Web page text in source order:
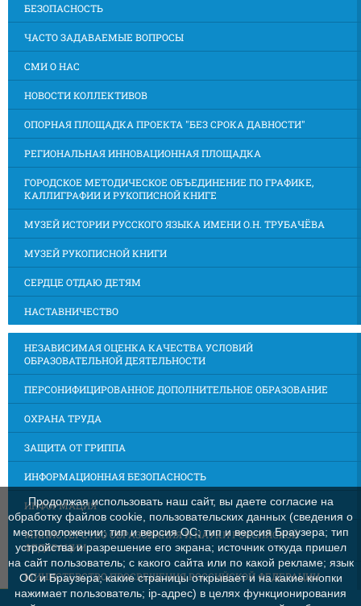
БЕЗОПАСНОСТЬ
ЧАСТО ЗАДАВАЕМЫЕ ВОПРОСЫ
СМИ О НАС
НОВОСТИ КОЛЛЕКТИВОВ
ОПОРНАЯ ПЛОЩАДКА ПРОЕКТА "БЕЗ СРОКА ДАВНОСТИ"
РЕГИОНАЛЬНАЯ ИННОВАЦИОННАЯ ПЛОЩАДКА
ГОРОДСКОЕ МЕТОДИЧЕСКОЕ ОБЪЕДИНЕНИЕ ПО ГРАФИКЕ,
КАЛЛИГРАФИИ И РУКОПИСНОЙ КНИГЕ
МУЗЕЙ ИСТОРИИ РУССКОГО ЯЗЫКА ИМЕНИ О.Н. ТРУБАЧЁВА
МУЗЕЙ РУКОПИСНОЙ КНИГИ
СЕРДЦЕ ОТДАЮ ДЕТЯМ
НАСТАВНИЧЕСТВО
НЕЗАВИСИМАЯ ОЦЕНКА КАЧЕСТВА УСЛОВИЙ
ОБРАЗОВАТЕЛЬНОЙ ДЕЯТЕЛЬНОСТИ
ПЕРСОНИФИЦИРОВАННОЕ ДОПОЛНИТЕЛЬНОЕ ОБРАЗОВАНИЕ
ОХРАНА ТРУДА
ЗАЩИТА ОТ ГРИППА
ИНФОРМАЦИОННАЯ БЕЗОПАСНОСТЬ
ИНФОРМАЦИЯ
МИНИСТЕРСТВО ОБРАЗОВАНИЯ И НАУКИ РОССИЙСКОЙ
ФЕДЕРАЦИИ
МИНИСТЕРСТВО ПРОСВЕЩЕНИЯ РОССИЙСКОЙ ФЕДЕРАЦИИ
Продолжая использовать наш сайт, вы даете согласие на
обработку файлов cookie, пользовательских данных (сведения о
местоположении; тип и версия ОС; тип и версия Браузера; тип
устройства и разрешение его экрана; источник откуда пришел
на сайт пользователь; с какого сайта или по какой рекламе; язык
ОС и Браузера; какие страницы открывает и на какие кнопки
нажимает пользователь; ip-адрес) в целях функционирования